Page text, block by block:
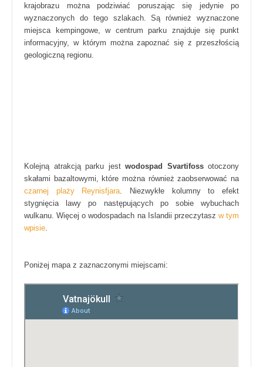
krajobrazu można podziwiać poruszając się jedynie po
wyznaczonych do tego szlakach. Są również wyznaczone
miejsca kempingowe, w centrum parku znajduje się punkt
informacyjny, w którym można zapoznać się z przeszłością
geologiczną regionu.
Kolejną atrakcją parku jest wodospad Svartifossotoczony
skałami bazaltowymi, które można również zaobserwować na
czarnej plaży Reynisfjara . Niezwykłe kolumny to efekt
stygnięcia lawy po następujących po sobie wybuchach
wulkanu. Więcej o wodospadach na Islandii przeczytasz w tym
wpisie
Poniżej mapa z zaznaczonymi miejscami: